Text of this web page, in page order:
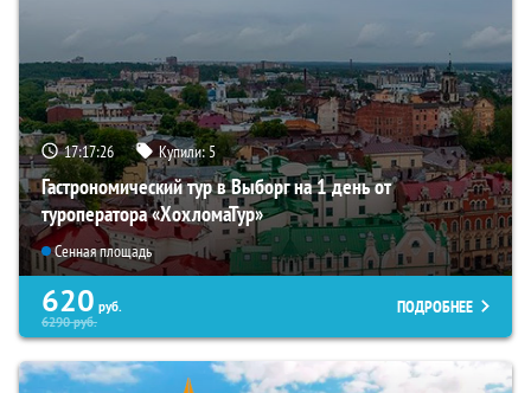
17:17:25 Купили:5
Гастрономический тур в Выборг на 1 день от
туроператора «ХохломаТур»
Сенная площадь
620 руб.
6290руб.
ПОДРОБНЕЕ